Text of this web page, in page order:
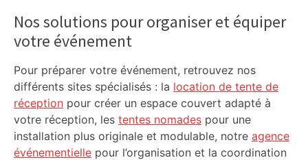
Sidebar
Nos solutions pour organiser et équiper
votre événement
Pour préparer votre événement, retrouvez nos
différents sites spécialisés : la location de tente de
réception pour créer un espace couvert adapté à
votre réception, les tentes nomades pour une
installation plus originale et modulable, notre agence
événementielle pour l’organisation et la coordination